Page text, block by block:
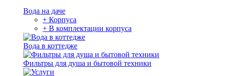
Вода на даче
+ Корпуса
+ В комплектации корпуса
Вода в коттедже
Фильтры для душа и бытовой техники